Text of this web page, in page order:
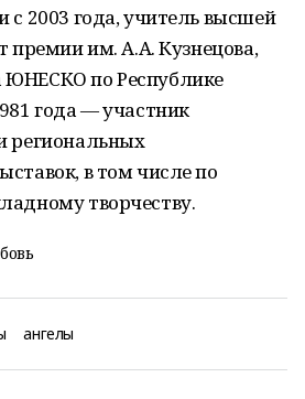
с 2003 года, учитель высшей
премии им. А.А. Кузнецова,
по Республике
года — участник
региональных
в том числе по
творчеству.
ангелы